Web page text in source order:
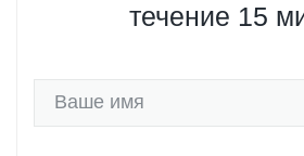
течение 15